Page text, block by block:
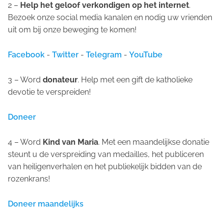
2 – Help het geloof verkondigen op het internet.
Bezoek onze social media kanalen en nodig uw vrienden
uit om bij onze beweging te komen!
Facebook - Twitter - Telegram - YouTube
3 – Word donateur. Help met een gift de katholieke
devotie te verspreiden!
Doneer
4 – Word Kind van Maria. Met een maandelijkse donatie
steunt u de verspreiding van medailles, het publiceren
van heiligenverhalen en het publiekelijk bidden van de
rozenkrans!
Doneer maandelijks